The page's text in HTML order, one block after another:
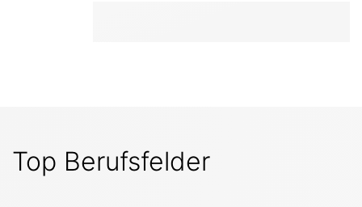
Top Berufsfelder